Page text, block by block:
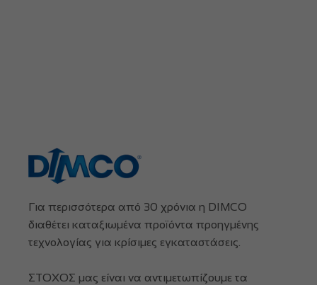
Για περισσότερα από 30 χρόνια η DIMCO
διαθέτει καταξιωμένα προϊόντα προηγμένης
τεχνολογίας για κρίσιμες εγκαταστάσεις.
ΣΤΟΧΟΣ μας είναι να αντιμετωπίζουμε τα